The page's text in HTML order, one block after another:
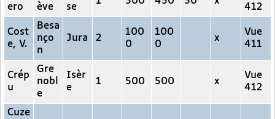
ero
ève
se
412
Cost
e, V.
Besa
nço
n
Jura 2
100
0
100
0
x
Vue
411
Crép
u
Gre
nobl
e
Isèr
e
1 500 500 x
Vue
412
Cuze